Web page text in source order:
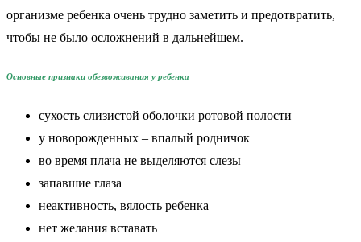
организме ребенка очень трудно заметить и предотвратить,
чтобы не было осложнений в дальнейшем.
Основные признаки обезвоживания у ребенка
сухость слизистой оболочки ротовой полости
у новорожденных – впалый родничок
во время плача не выделяются слезы
запавшие глаза
неактивность, вялость ребенка
нет желания вставать